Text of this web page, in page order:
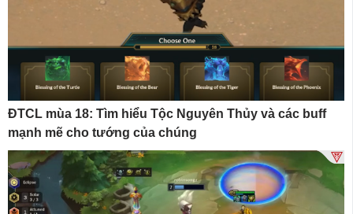
ĐTCL mùa 18: Tìm hiểu Tộc Nguyên Thủy và các buff
mạnh mẽ cho tướng của chúng